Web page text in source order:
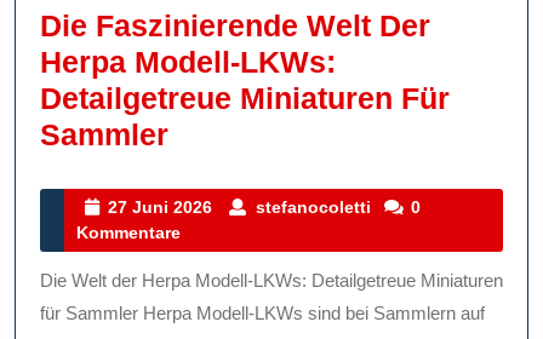
Die Faszinierende Welt Der
Herpa Modell-LKWs:
Detailgetreue Miniaturen Für
SammlerDie
Welt
Der
Herpa
Modell-
27 Juni 2026
27
2026
stefanocoletti stefanocoletti
0
Kommentare
Die Welt der Herpa Modell-LKWs: Detailgetreue Miniaturen
für Sammler Herpa Modell-LKWs sind bei Sammlern auf